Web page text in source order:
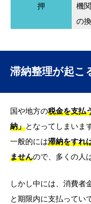
押
機
の
滞納整理が起こ
国や地方の税金を支払
納」となってしまいま
一般的には滞納をすれ
ませんので、多くの人
しかし中には、消費者
と期限内に支払ってい